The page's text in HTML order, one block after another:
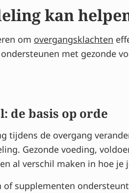
kan
om overgangsklachten
met gezonde
de basis op orde
tijdens de overgang
Gezonde voeding,
al verschil maken in hoe je
supplementen